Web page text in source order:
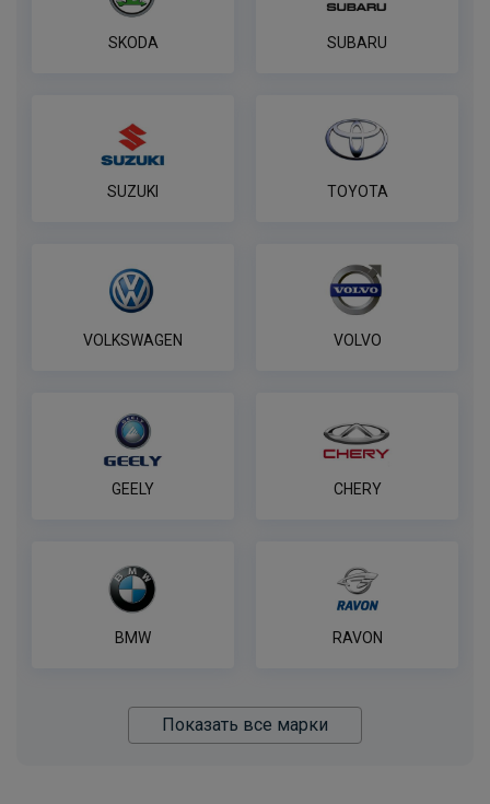
SKODA SUBARU
SUZUKI TOYOTA
VOLKSWAGEN VOLVO
GEELY CHERY
BMW RAVON
Показать все марки